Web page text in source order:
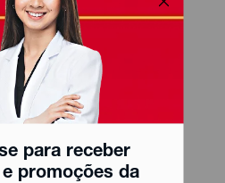
para receber
promoções da